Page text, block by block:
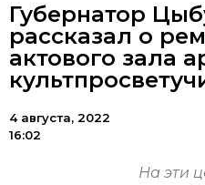
Губернатор
рассказал о
актового зала
4 августа, 2022
16:02
На эти